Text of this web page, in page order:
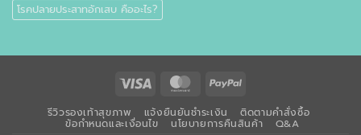
โรคปลายประสาทอักเสบ คืออะไร?
Visa MasterCardPayPal
รีวิวรองเท้าสุขภาพ แจ้งยืนยันชำระเงิน ติดตามคำสั่งซื้อ
ข้อกำหนดและเงื่อนไข นโยบายการคืนสินค้า Q&A